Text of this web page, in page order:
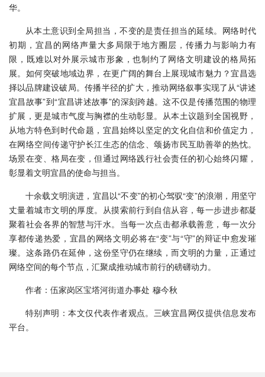
华。
从本土意识到全局担当，不变的是责任担当的延续。网络时代
初期，宜昌的网络声量大多局限于地方圈层，传播力与影响力有
限，既难以对外展示城市形象，也制约了网络文明建设的格局拓
展。如何突破地域边界，在更广阔的舞台上展现城市魅力？宜昌选
择以品牌建设破局。传播半径的扩大，推动网络叙事实现了从“讲述
宜昌故事”到“宜昌讲述故事”的深刻跨越。这不仅是传播范围的物理
扩展，更是城市气度与胸襟的生动彰显。从本土议题到全国视野，
从地方特色到时代命题，宜昌始终以坚定的文化自信和价值定力，
在网络空间传递守护长江生态的信念、颂扬市民互助善举的热忱。
场景在变、格局在变，但通过网络践行社会责任的初心始终闪耀，
彰显着文明宜昌的使命与担当。
十余载文明演进，宜昌以“不变”的初心驾驭“变”的浪潮，用坚守
丈量着城市文明的厚度。从摸索前行到自信从容，每一步进步都凝
聚着社会各界的智慧与汗水。当每一次点击都承载善意，每一次分
享都传递热爱，宜昌的网络文明必将在“变”与“守”的辩证中愈发璀
璨。这条路仍在延伸，这份坚守仍在继续，而文明的力量，正通过
网络空间的每个节点，汇聚成推动城市前行的磅礴动力。
作者：伍家岗区宝塔河街道办事处 穆今秋
特别声明：本文仅代表作者观点。三峡宜昌网仅提供信息发布
平台。